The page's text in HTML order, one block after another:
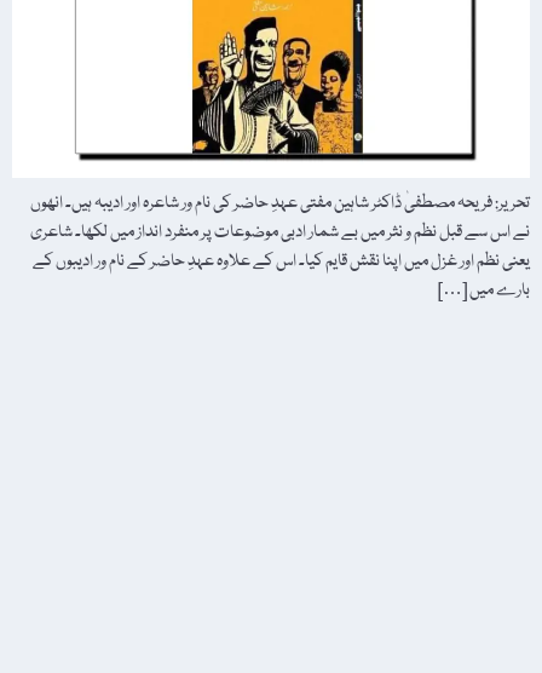
تحریر: فریحہ مصطفیٰ ڈاکٹر شاہین مفتی عہدِ حاضر کی نام ور شاعرہ اور ادیبہ ہیں۔ انھوں
نے اس سے قبل نظم و نثر میں بے شمار ادبی موضوعات پر منفرد انداز میں لکھا۔ شاعری
یعنی نظم اور غزل میں اپنا نقش قایم کیا۔ اس کے علاوہ عہدِ حاضر کے نام ور ادیبوں کے
بارے میں […]